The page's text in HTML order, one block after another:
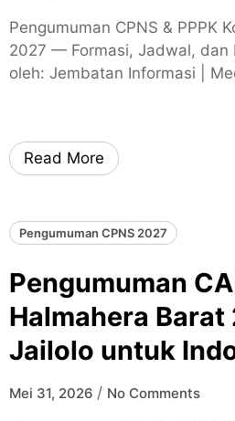
Pengumuman CPNS & PPPK
2027 — Formasi, Jadwal, dan
oleh: Jembatan Informasi |
Read More
Pengumuman CPNS 2027
Pengumuman
Halmahera
Jailolo untuk
Mei 31, 2026 / No Comments